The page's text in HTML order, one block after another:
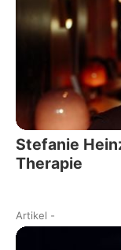
Stefanie
Therapie
Artikel -